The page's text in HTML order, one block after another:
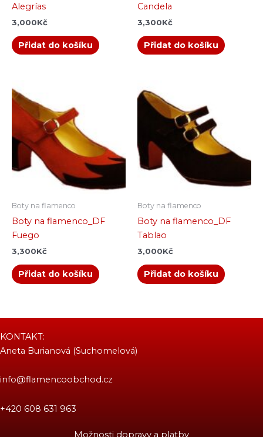
Alegrías
3,000Kč
Přidat do košíku
Candela
3,300Kč
Přidat do košíku
Boty na flamenco
Boty na flamenco_DF
Fuego
3,300Kč
Přidat do košíku
Boty na flamenco
Boty na flamenco_DF
Tablao
3,000Kč
Přidat do košíku
KONTAKT:
Aneta Burianová (Suchomelová)
info@flamencoobchod.cz
+420 608 631 963
Možnosti dopravy a platby